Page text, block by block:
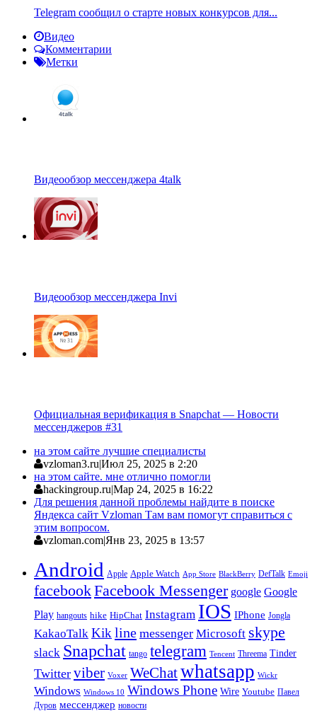
Telegram сообщил о старте новых конкурсов для...
Видео
Комментарии
Метки
Видеообзор мессенджера 4talk
Видеообзор мессенджера Invi
Официальная верификация в Snapchat — Новости
мессенджеров #31
на этом сайте лучшие специалисты
vzloman3.ru|Июл 25, 2025 в 2:20
на этом сайте. мне отлично помогли
hackingroup.ru|Мар 24, 2025 в 16:22
Для решения данной проблемы найдите в поиске
Яндекса сайт Vzloman Там вам помогут справиться с
этим вопросом.
vzloman.com|Янв 23, 2025 в 13:57
Android Apple Apple Watch App Store BlackBerry DefTalk Emoji
facebookFacebook Messenger google Google
Play hangouts hike HipChat Instagram IOS IPhone Jongla
KakaoTalk Kik line messenger Microsoft skype
slack Snapchat tango telegram Tencent Threema Tinder
Twitter viber Voxer WeChatwhatsapp Wickr
Windows Windows 10 Windows Phone Wire Youtube Павел
Дуров мессенджер новости